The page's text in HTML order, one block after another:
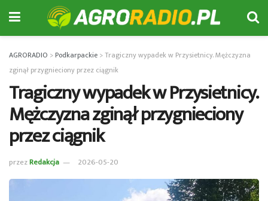
AGRORADIO >Podkarpackie >Tragiczny wypadek w Przysietnicy. Mężczyzna
zginął przygnieciony przez ciągnik
Tragiczny wypadek w Przysietnicy.
Mężczyzna zginął przygnieciony
przez ciągnik
przezRedakcja 2026-05-20